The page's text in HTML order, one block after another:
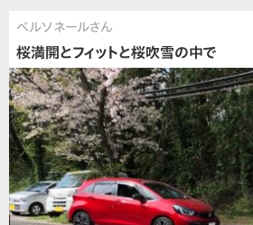
ベルソネールさん
桜満開とフィットと桜吹雪の中で